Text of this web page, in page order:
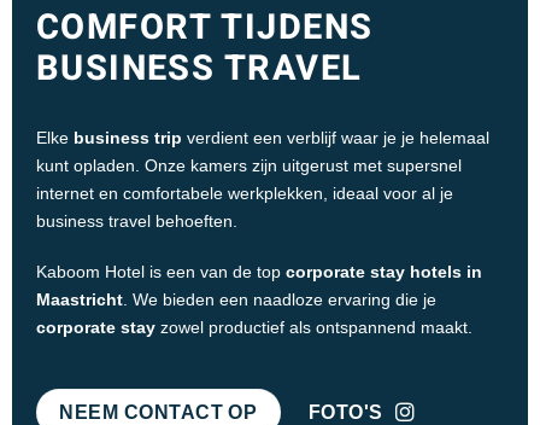
COMFORT TIJDENS
BUSINESS TRAVEL
Elkebusiness trip verdient een verblijf waar je je helemaal
kunt opladen. Onze kamers zijn uitgerust met supersnel
internet en comfortabele werkplekken, ideaal voor al je
business travel behoeften.
Kaboom Hotel is een van de top corporate stay hotels in
Maastricht. We bieden een naadloze ervaring die je
corporate stayzowel productief als ontspannend maakt.
NEEM CONTACT OP FOTO'S